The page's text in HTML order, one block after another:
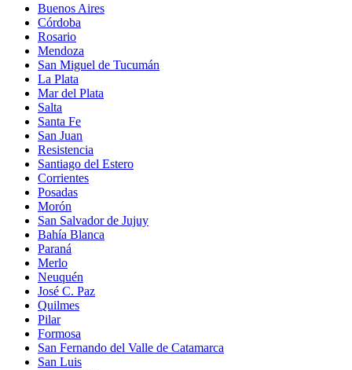
Buenos Aires
Córdoba
Rosario
Mendoza
San Miguel de Tucumán
La Plata
Mar del Plata
Salta
Santa Fe
San Juan
Resistencia
Santiago del Estero
Corrientes
Posadas
Morón
San Salvador de Jujuy
Bahía Blanca
Paraná
Merlo
Neuquén
José C. Paz
Quilmes
Pilar
Formosa
San Fernando del Valle de Catamarca
San Luis